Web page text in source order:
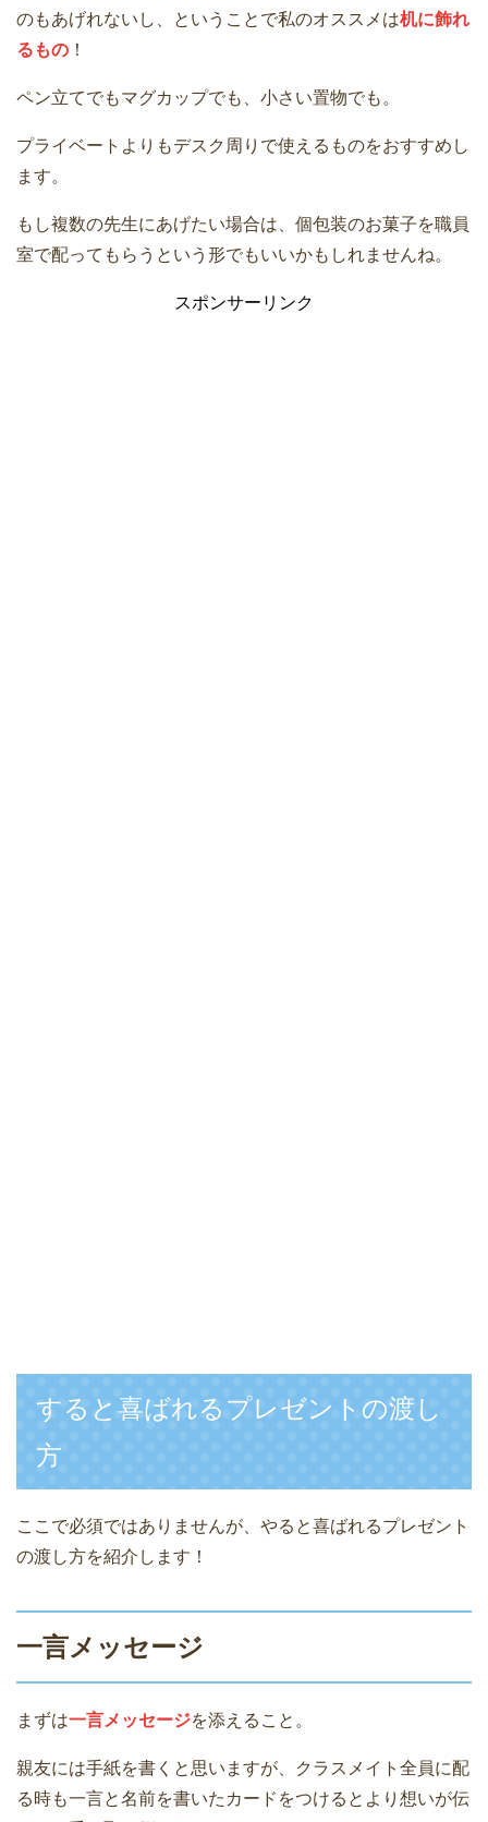
のもあげれないし、ということで私のオススメは机に飾れ
るもの ！
ペン立てでもマグカップでも、小さい置物でも。
プライベートよりもデスク周りで使えるものをおすすめし
ます。
もし複数の先生にあげたい場合は、個包装のお菓子を職員
室で配ってもらうという形でもいいかもしれませんね。
スポンサーリンク
すると喜ばれるプレゼントの渡し
方
ここで必須ではありませんが、やると喜ばれるプレゼント
の渡し方を紹介します！
一言メッセージ
まずは一言メッセージを添えること。
親友には手紙を書くと思いますが、クラスメイト全員に配
る時も一言と名前を書いたカードをつけるとより想いが伝